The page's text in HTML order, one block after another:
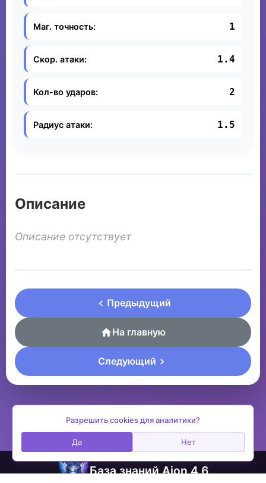
Маг. точность: 1
Скор. атаки: 1.4
Кол-во ударов: 2
Радиус атаки: 1.5
Описание
Описание отсутствует
Предыдущий
На главную
Следующий
База знаний Aion 4.6
Разрешить cookies для аналитики?
Да Нет